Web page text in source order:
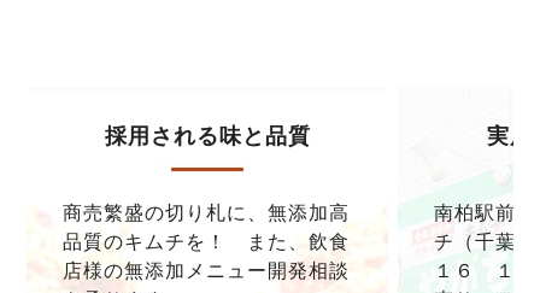
採用される味と品質
商売繁盛の切り札に、無添加高
品質のキムチを！ また、飲食
店様の無添加メニュー開発相談
実店
南柏駅前
チ（千葉
１６ １F